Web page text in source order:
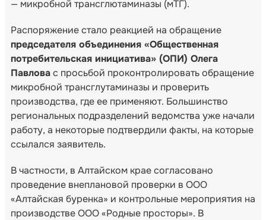
— микробной трансглютаминазы (мТГ).
Распоряжение стало реакцией на обращение
председателя объединения «Общественная
потребительская инициатива» (ОПИ) Олега
Павловас просьбой проконтролировать обращение
микробной трансглутаминазы и проверить
производства, где ее применяют. Большинство
региональных подразделений ведомства уже начали
работу, а некоторые подтвердили факты, на которые
ссылался заявитель.
В частности, в Алтайском крае согласовано
проведение внеплановой проверки в ООО
«Алтайская буренка» и контрольные мероприятия на
производстве ООО «Родные просторы». В